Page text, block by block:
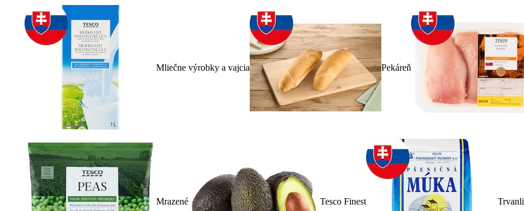
Mliečne výrobky a vajcia Pekáreň
Mrazené Tesco Finest